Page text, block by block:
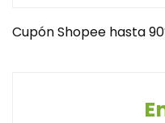
Cupón Shopee hasta